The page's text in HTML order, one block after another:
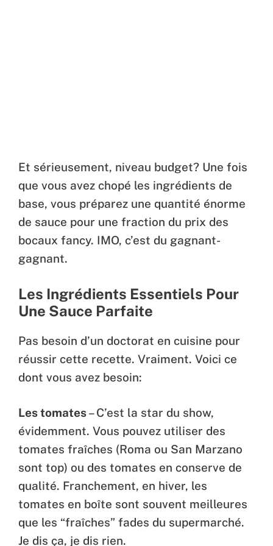
Et sérieusement, niveau budget? Une fois
que vous avez chopé les ingrédients de
base, vous préparez une quantité énorme
de sauce pour une fraction du prix des
bocaux fancy. IMO, c’est du gagnant-
gagnant.
Les Ingrédients Essentiels Pour
Une Sauce Parfaite
Pas besoin d’un doctorat en cuisine pour
réussir cette recette. Vraiment. Voici ce
dont vous avez besoin:
Les tomates– C’est la star du show,
évidemment. Vous pouvez utiliser des
tomates fraîches (Roma ou San Marzano
sont top) ou des tomates en conserve de
qualité. Franchement, en hiver, les
tomates en boîte sont souvent meilleures
que les “fraîches” fades du supermarché.
Je dis ça, je dis rien.